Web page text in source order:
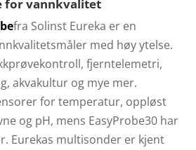
for vannkvalitet
fra Solinst Eureka er en
med høy ytelse.
fjerntelemetri,
akvakultur og mye mer.
for temperatur, oppløst
og pH, mens EasyProbe30 har
Eurekas multisonder er kjent